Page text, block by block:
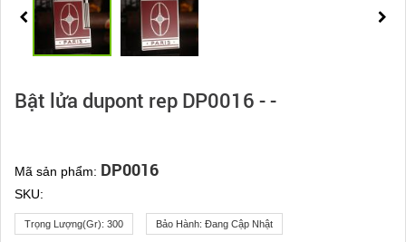
Bật lửa dupont rep DP0016 - -
Mã sản phẩm: DP0016
SKU:
Trọng Lượng(gr): 300 Bảo Hành: Đang Cập Nhật